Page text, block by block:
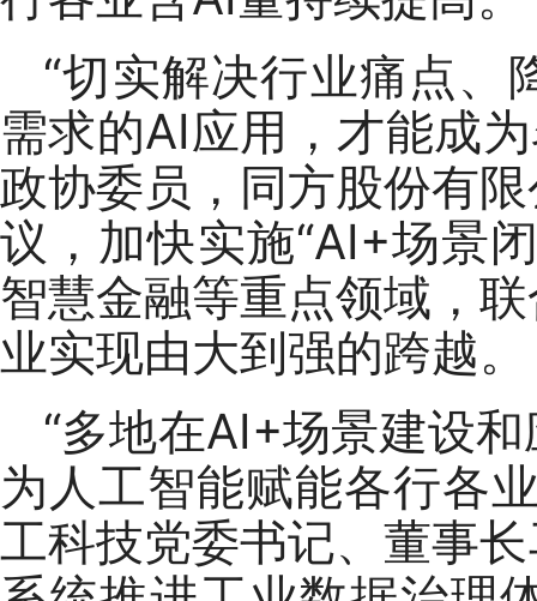
“切实解决行业痛点、
需求的AI应用，才能成为
政协委员，同方股份有
议，加快实施“AI+场景
智慧金融等重点领域，
业实现由大到强的跨越。
“多地在AI+场景建设
为人工智能赋能各行各
工科技党委书记、董事